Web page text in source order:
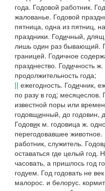
года. Годовой работник.
жалованье. Годовой
пятница, одна из пятниц,
праздники. Годичный,
лишь один раз бывающий.
границей. Годичное
празднество. Годичность ж.
продолжительность года;
|| ежегодность. Годичник,
по разу в год; месяцеслов.
известной поры или
годовщинный, до годовин,
Годовик м. годовица ж.
перегодовавшее животное.
работник, служитель. Годов
оставаться где целый год.
часовать, а пришлось год
годуем. Год годовать не
малорос. и белорус.